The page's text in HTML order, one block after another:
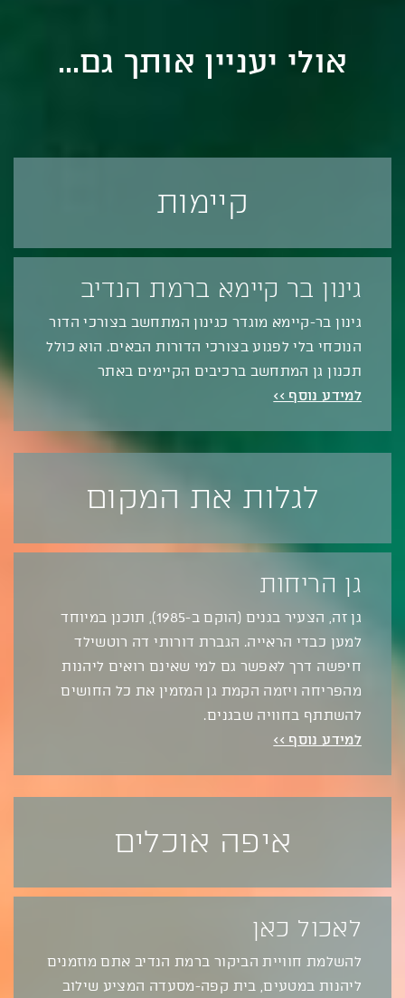
אולי יעניין אותך גם...
קיימות
גינון בר קיימא ברמת הנדיב
גינון בר-קיימא מוגדר כגינון המתחשב בצורכי הדור
הנוכחי בלי לפגוע בצורכי הדורות הבאים. הוא כולל
תכנון גן המתחשב ברכיבים הקיימים באתר
למידע נוסף >>
לגלות את המקום
גן הריחות
גן זה, הצעיר בגנים (הוקם ב-1985), תוכנן במיוחד
למען כבדי הראייה. הגברת דורותי דה רוטשילד
חיפשה דרך לאפשר גם למי שאינם רואים ליהנות
מהפריחה ויזמה הקמת גן המזמין את כל החושים
להשתתף בחוויה שבגנים.
למידע נוסף >>
איפה אוכלים
לאכול כאן
להשלמת חוויית הביקור ברמת הנדיב אתם מוזמנים
ליהנות במטעים, בית קפה-מסעדה המציע שילוב